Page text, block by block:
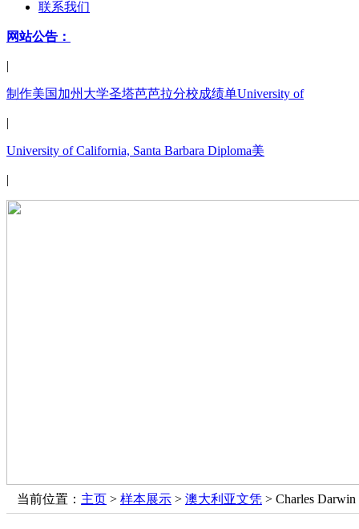
联系我们
网站公告：
|
制作美国加州大学圣塔芭芭拉分校成绩单University of
|
University of California, Santa Barbara Diploma美
|
当前位置： 主页 > 样本展示 > 澳大利亚文凭 > Charles